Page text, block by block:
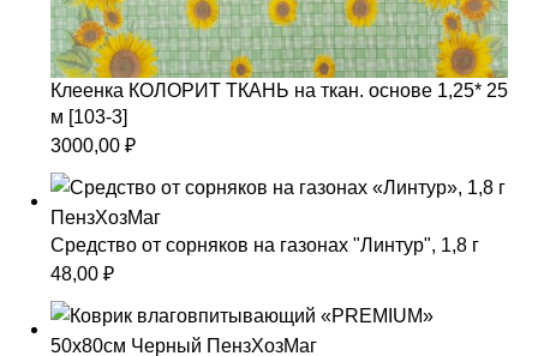
Клеенка КОЛОРИТ ТКАНЬ на ткан. основе 1,25* 25
м [103-3]
3000,00 ₽
Средство от сорняков на газонах "Линтур", 1,8 г
48,00 ₽